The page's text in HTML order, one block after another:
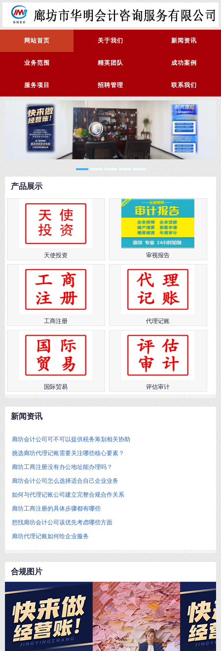
网站首页 关于我们 新闻资讯
业务范围 精英团队 成功案例
服务项目 招聘管理 联系我们
产品展示
天使投资 审视报告
工商注册 代理记账
国际贸易 评估审计
新闻资讯
廊坊会计公司可不可以提供税务筹划相关协助
挑选廊坊代理记账需要关注哪些核心要素？
廊坊工商注册没有办公地址能办理吗？
廊坊会计公司怎么选择适合自己企业业务
如何与代理记账公司建立完整合规合作关系
廊坊工商注册的具体步骤都有哪些
想找廊坊会计公司该优先考虑哪些方面
廊坊代理记账如何给企业服务
合规图片